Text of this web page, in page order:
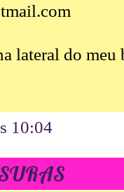
lateral do meu
10:04